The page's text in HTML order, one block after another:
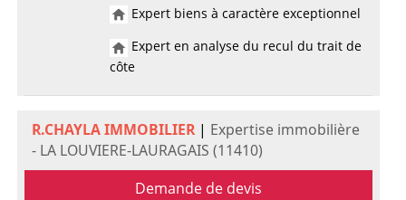
Expert biens à caractère exceptionnel
Expert en analyse du recul du trait de
côte
R.CHAYLA IMMOBILIER | Expertise immobilière
- LA LOUVIERE-LAURAGAIS (11410)
Demande de devis